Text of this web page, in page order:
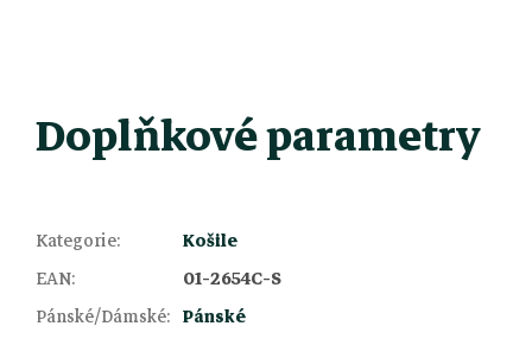
Doplňkové parametry
Kategorie:
Košile
EAN:
01-2654C-S
Pánské/Dámské: Pánské